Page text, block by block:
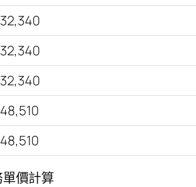
32,340
32,340
32,340
48,510
48,510
價計算